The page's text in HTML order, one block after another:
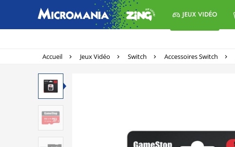
JEUX VIDÉO
Accueil Jeux Vidéo Switch Accessoires Switch